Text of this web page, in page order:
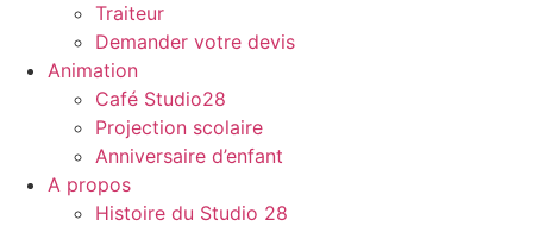
Traiteur
Demander votre devis
Animation
Café Studio28
Projection scolaire
Anniversaire d’enfant
A propos
Histoire du Studio 28